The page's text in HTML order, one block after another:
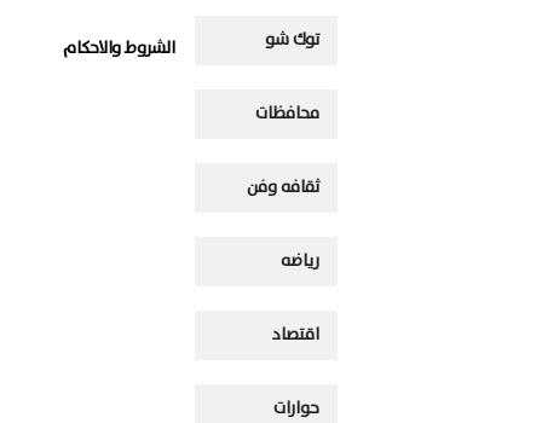
توك شو
محافظات
ثقافه وفن
رياضه
اقتصاد
حوارات
الشروط والاحكام